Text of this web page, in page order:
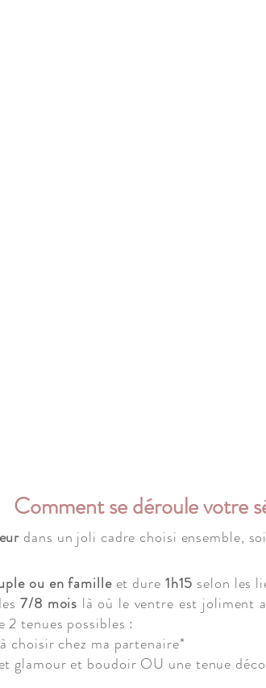
Comment se déroule votre
dans un joli cadre choisi ensemble,
ou en familleet dure 1h15 selon les
7/8 mois là où le ventre est joliment
2 tenues possibles :
choisir chez ma partenaire*
glamour et boudoir OU une tenue